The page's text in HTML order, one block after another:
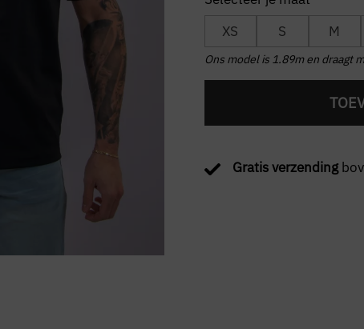
XS S M
Ons model is 1.89m en draagt
Gratis verzending